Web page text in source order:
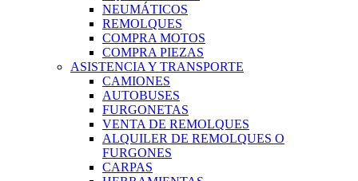
NEUMÁTICOS
REMOLQUES
COMPRA MOTOS
COMPRA PIEZAS
ASISTENCIA Y TRANSPORTE
CAMIONES
AUTOBUSES
FURGONETAS
VENTA DE REMOLQUES
ALQUILER DE REMOLQUES O
FURGONES
CARPAS